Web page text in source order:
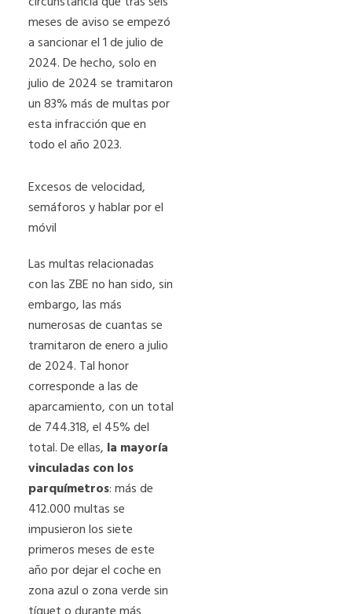
meses de aviso se empezó
a sancionar el 1 de julio de
2024. De hecho, solo en
julio de 2024 se tramitaron
un 83% más de multas por
esta infracción que en
todo el año 2023.
Excesos de velocidad,
semáforos y hablar por el
móvil
Las multas relacionadas
con las ZBE no han sido, sin
embargo, las más
numerosas de cuantas se
tramitaron de enero a julio
de 2024. Tal honor
corresponde a las de
aparcamiento, con un total
de 744.318, el 45% del
total. De ellas, la mayoría
vinculadas con los
parquímetros: más de
412.000 multas se
impusieron los siete
primeros meses de este
año por dejar el coche en
zona azul o zona verde sin